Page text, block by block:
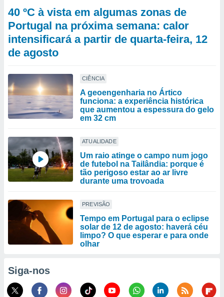
40 ºC à vista em algumas zonas de
Portugal na próxima semana: calor
intensificará a partir de quarta-feira, 12
de agosto
CIÊNCIA
A geoengenharia no Ártico
funciona: a experiência histórica
que aumentou a espessura do gelo
em 32 cm
ATUALIDADE
Um raio atinge o campo num jogo
de futebol na Tailândia: porque é
tão perigoso estar ao ar livre
durante uma trovoada
PREVISÃO
Tempo em Portugal para o eclipse
solar de 12 de agosto: haverá céu
limpo? O que esperar e para onde
olhar
Siga-nos